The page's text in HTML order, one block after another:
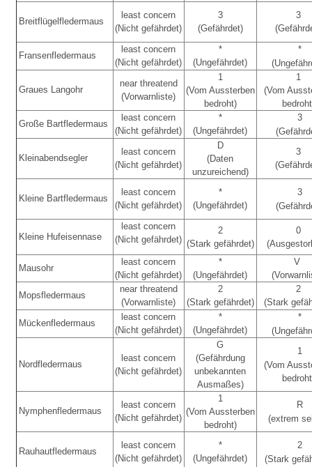
Breitflügelfledermaus
least concern
(Nicht gefährdet)
3
(Gefährdet)
3
Fransenfledermaus
least concern
(Nicht gefährdet)
*
(Ungefährdet)
*
Graues Langohr
near threatend
(Vorwarnliste)
1
(Vom Aussterben
bedroht)
1
(Vom
Große Bartfledermaus
least concern
(Nicht gefährdet)
*
(Ungefährdet)
3
Kleinabendsegler
least concern
(Nicht gefährdet)
D
(Daten
unzureichend)
3
Kleine Bartfledermaus
least concern
(Nicht gefährdet)
*
(Ungefährdet)
3
Kleine Hufeisennase
least concern
(Nicht gefährdet)
2
(Stark gefährdet)
0
Mausohr
least concern
(Nicht gefährdet)
*
(Ungefährdet)
V
Mopsfledermaus
near threatend
(Vorwarnliste)
2
(Stark gefährdet)
2
(Stark
Mückenfledermaus
least concern
(Nicht gefährdet)
*
(Ungefährdet)
*
Nordfledermaus
least concern
(Nicht gefährdet)
G
(Gefährdung
unbekannten
Ausmaßes)
1
(Vom
Nymphenfledermaus
least concern
(Nicht gefährdet)
1
(Vom Aussterben
bedroht)
R
(extrem
Rauhautfledermaus
least concern
(Nicht gefährdet)
*
(Ungefährdet)
2
(Stark